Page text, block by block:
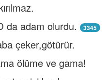
da adam olurdu.
3345
çeker,götürür.
ölüme ve gama!